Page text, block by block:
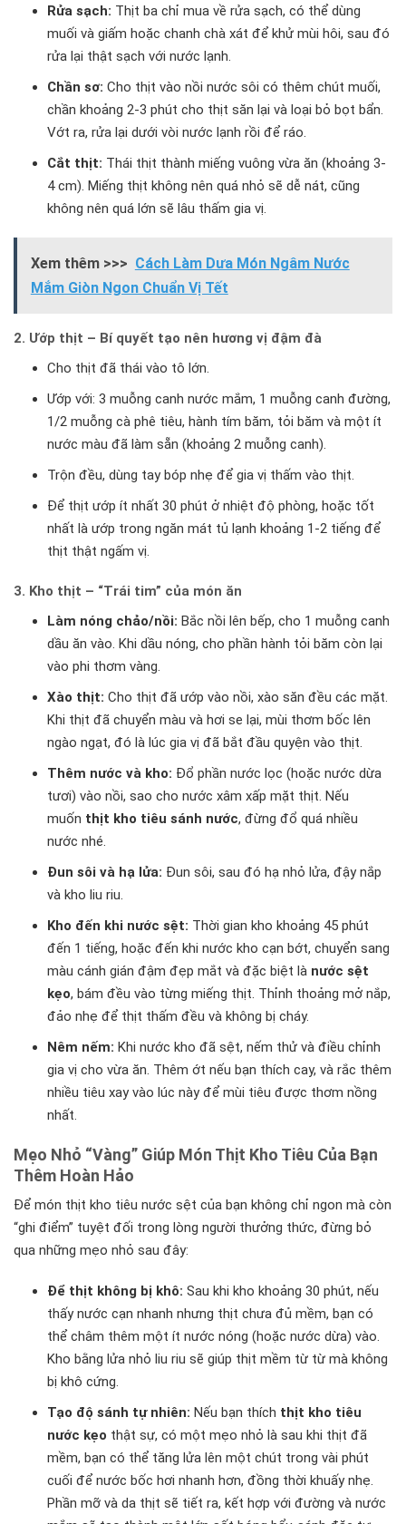
Rửa sạch: Thịt ba chỉ mua về rửa sạch, có thể dùng
muối và giấm hoặc chanh chà xát để khử mùi hôi, sau đó
rửa lại thật sạch với nước lạnh.
Chần sơ: Cho thịt vào nồi nước sôi có thêm chút muối,
chần khoảng 2-3 phút cho thịt săn lại và loại bỏ bọt bẩn.
Vớt ra, rửa lại dưới vòi nước lạnh rồi để ráo.
Cắt thịt: Thái thịt thành miếng vuông vừa ăn (khoảng 3-
4 cm). Miếng thịt không nên quá nhỏ sẽ dễ nát, cũng
không nên quá lớn sẽ lâu thấm gia vị.
Xem thêm >>> Cách Làm Dưa Món Ngâm Nước
Mắm Giòn Ngon Chuẩn Vị Tết
2. Ướp thịt – Bí quyết tạo nên hương vị đậm đà
Cho thịt đã thái vào tô lớn.
Ướp với: 3 muỗng canh nước mắm, 1 muỗng canh đường,
1/2 muỗng cà phê tiêu, hành tím băm, tỏi băm và một ít
nước màu đã làm sẵn (khoảng 2 muỗng canh).
Trộn đều, dùng tay bóp nhẹ để gia vị thấm vào thịt.
Để thịt ướp ít nhất 30 phút ở nhiệt độ phòng, hoặc tốt
nhất là ướp trong ngăn mát tủ lạnh khoảng 1-2 tiếng để
thịt thật ngấm vị.
3. Kho thịt – “Trái tim” của món ăn
Làm nóng chảo/nồi: Bắc nồi lên bếp, cho 1 muỗng canh
dầu ăn vào. Khi dầu nóng, cho phần hành tỏi băm còn lại
vào phi thơm vàng.
Xào thịt: Cho thịt đã ướp vào nồi, xào săn đều các mặt.
Khi thịt đã chuyển màu và hơi se lại, mùi thơm bốc lên
ngào ngạt, đó là lúc gia vị đã bắt đầu quyện vào thịt.
Thêm nước và kho: Đổ phần nước lọc (hoặc nước dừa
tươi) vào nồi, sao cho nước xâm xấp mặt thịt. Nếu
muốn thịt kho tiêu sánh nước, đừng đổ quá nhiều
nước nhé.
Đun sôi và hạ lửa: Đun sôi, sau đó hạ nhỏ lửa, đậy nắp
và kho liu riu.
Kho đến khi nước sệt: Thời gian kho khoảng 45 phút
đến 1 tiếng, hoặc đến khi nước kho cạn bớt, chuyển sang
màu cánh gián đậm đẹp mắt và đặc biệt là nước sệt
kẹo, bám đều vào từng miếng thịt. Thỉnh thoảng mở nắp,
đảo nhẹ để thịt thấm đều và không bị cháy.
Nêm nếm: Khi nước kho đã sệt, nếm thử và điều chỉnh
gia vị cho vừa ăn. Thêm ớt nếu bạn thích cay, và rắc thêm
nhiều tiêu xay vào lúc này để mùi tiêu được thơm nồng
nhất.
Mẹo Nhỏ “Vàng” Giúp Món Thịt Kho Tiêu Của Bạn
Thêm Hoàn Hảo
Để món thịt kho tiêu nước sệt của bạn không chỉ ngon mà còn
“ghi điểm” tuyệt đối trong lòng người thưởng thức, đừng bỏ
qua những mẹo nhỏ sau đây:
Để thịt không bị khô: Sau khi kho khoảng 30 phút, nếu
thấy nước cạn nhanh nhưng thịt chưa đủ mềm, bạn có
thể châm thêm một ít nước nóng (hoặc nước dừa) vào.
Kho bằng lửa nhỏ liu riu sẽ giúp thịt mềm từ từ mà không
bị khô cứng.
Tạo độ sánh tự nhiên: Nếu bạn thích thịt kho tiêu
nước kẹo thật sự, có một mẹo nhỏ là sau khi thịt đã
mềm, bạn có thể tăng lửa lên một chút trong vài phút
cuối để nước bốc hơi nhanh hơn, đồng thời khuấy nhẹ.
Phần mỡ và da thịt sẽ tiết ra, kết hợp với đường và nước